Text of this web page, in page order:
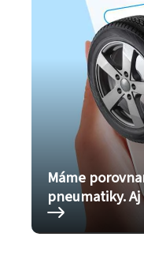
Máme
pneumatiky.